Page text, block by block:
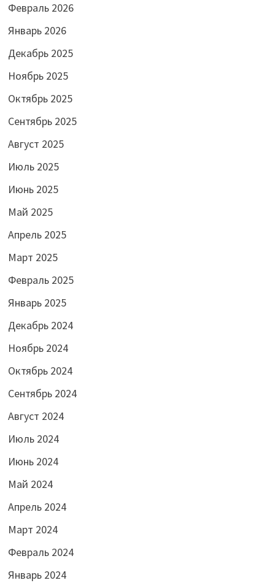
Февраль 2026
Январь 2026
Декабрь 2025
Ноябрь 2025
Октябрь 2025
Сентябрь 2025
Август 2025
Июль 2025
Июнь 2025
Май 2025
Апрель 2025
Март 2025
Февраль 2025
Январь 2025
Декабрь 2024
Ноябрь 2024
Октябрь 2024
Сентябрь 2024
Август 2024
Июль 2024
Июнь 2024
Май 2024
Апрель 2024
Март 2024
Февраль 2024
Январь 2024